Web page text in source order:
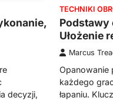
decyzji,
TECHNIKI
Podstawy
Ułożenie
Marcus
Opanowanie
każdego
łapaniu.